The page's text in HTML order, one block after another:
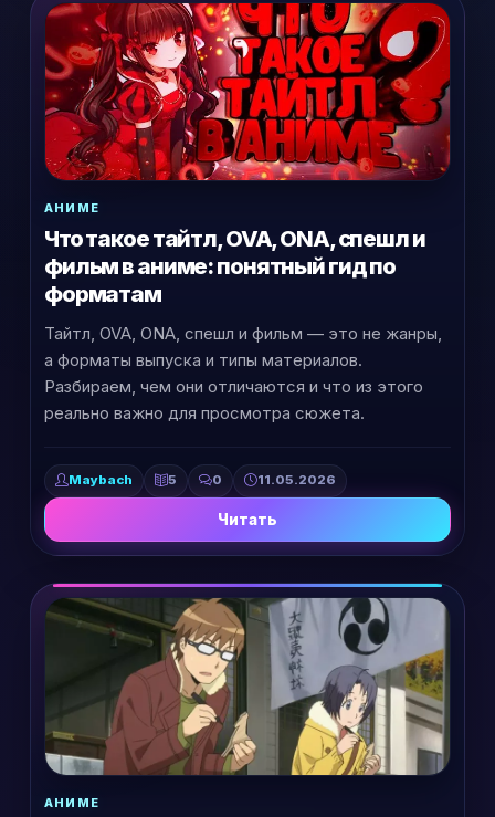
АНИМЕ
Что такое тайтл, OVA, ONA, спешл и
фильм в аниме: понятный гид по
форматам
Тайтл, OVA, ONA, спешл и фильм — это не жанры,
а форматы выпуска и типы материалов.
Разбираем, чем они отличаются и что из этого
реально важно для просмотра сюжета.
Maybach 5 0 11.05.2026
Читать
АНИМЕ